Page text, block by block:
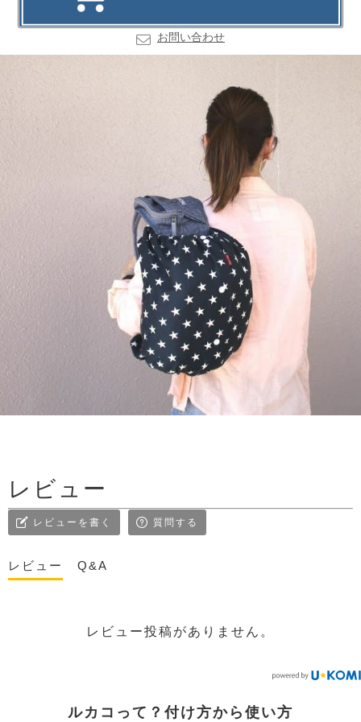
お問い合わせ
レビュー
レビューを書く 質問する
レビュー Q&A
レビュー投稿がありません。
ルカコって？付け方から使い方